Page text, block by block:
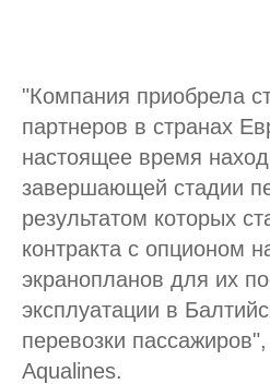
"Компания приобрела
партнеров в странах
настоящее время
завершающей стадии
результатом которых
контракта c опционом
экранопланов для их
эксплуатации в
перевозки
Aqualines.